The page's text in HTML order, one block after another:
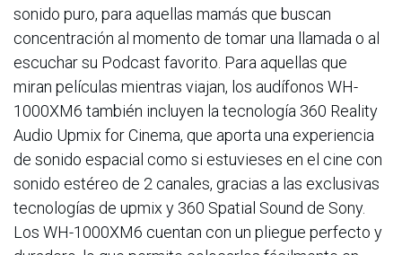
sonido puro, para aquellas mamás que buscan
concentración al momento de tomar una llamada o al
escuchar su Podcast favorito. Para aquellas que
miran películas mientras viajan, los audífonos WH-
1000XM6 también incluyen la tecnología 360 Reality
Audio Upmix for Cinema, que aporta una experiencia
de sonido espacial como si estuvieses en el cine con
sonido estéreo de 2 canales, gracias a las exclusivas
tecnologías de upmix y 360 Spatial Sound de Sony.
Los WH-1000XM6 cuentan con un pliegue perfecto y